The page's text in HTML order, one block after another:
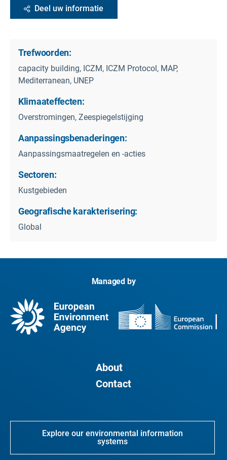
Deel uw informatie
Trefwoorden:
capacity building, ICZM, ICZM Protocol, MAP,
Mediterranean, UNEP
Klimaateffecten:
Overstromingen, Zeespiegelstijging
Aanpassingsbenaderingen:
Aanpassingsmaatregelen en -acties
Sectoren:
Kustgebieden
Geografische karakterisering:
Global
Managed by
About
Contact
Explore our environmental information
systems